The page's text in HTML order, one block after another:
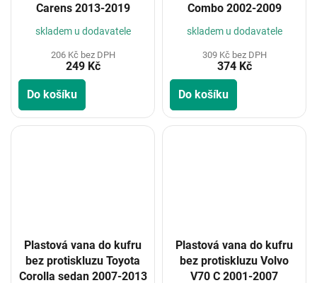
Carens 2013-2019
skladem u dodavatele
206 Kč bez DPH
249 Kč
Do košíku
Combo 2002-2009
skladem u dodavatele
309 Kč bez DPH
374 Kč
Do košíku
Plastová vana do kufru
bez protiskluzu Toyota
Corolla sedan 2007-2013
Plastová vana do kufru
bez protiskluzu Volvo
V70 C 2001-2007